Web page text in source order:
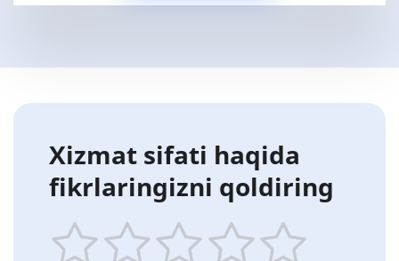
Xizmat sifati haqida
fikrlaringizni qoldiring